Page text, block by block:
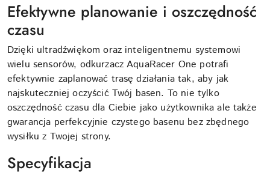
Efektywne planowanie i oszczędność
czasu
Dzięki ultradźwiękom oraz inteligentnemu systemowi
wielu sensorów, odkurzacz AquaRacer One potrafi
efektywnie zaplanować trasę działania tak, aby jak
najskuteczniej oczyścić Twój basen. To nie tylko
oszczędność czasu dla Ciebie jako użytkownika ale także
gwarancja perfekcyjnie czystego basenu bez zbędnego
wysiłku z Twojej strony.
Specyfikacja